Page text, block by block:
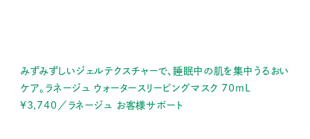
みずみずしいジェルテクスチャーで、睡眠中の肌を集中うるおい
ケア。ラネージュ ウォータースリーピングマスク 70mL
¥3,740／ラネージュ お客様サポート